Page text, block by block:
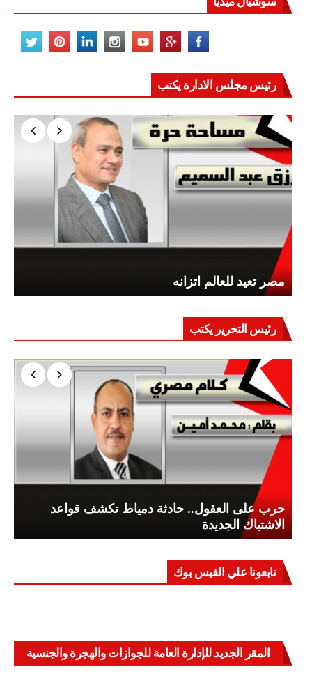
رئيس مجلس الادارة يكتب
مصر تعيد للعالم اتزانه
رئيس التحرير يكتب
حرب على العقول.. حادثة دمياط تكشف قواعد
الاشتباك الجديدة
تابعونا علي الفيس بوك
المقر الجديد للإدارة العامة للجوازات والهجرة والجنسية